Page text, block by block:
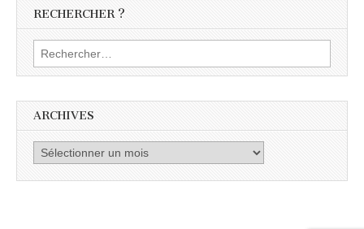
RECHERCHER ?
Rechercher :
ARCHIVES
Archives